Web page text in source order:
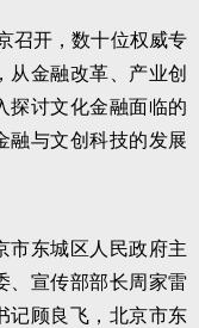
召开，数十位权威专
从金融改革、产业创
探讨文化金融面临的
融与文创科技的发展
市东城区人民政府主
、宣传部部长周家雷
记顾良飞，北京市东